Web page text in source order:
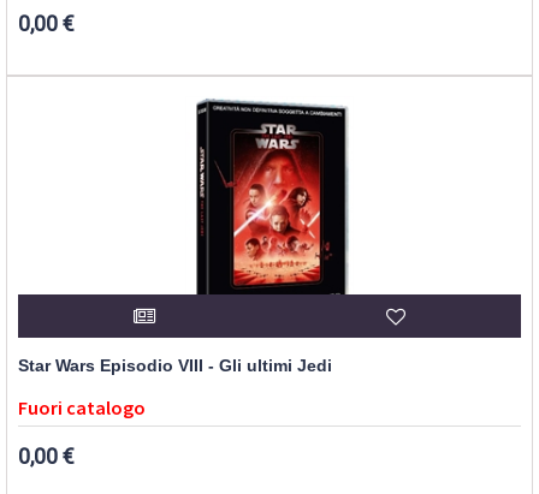
0,00 €
Star Wars Episodio VIII - Gli ultimi Jedi
Fuori catalogo
0,00 €